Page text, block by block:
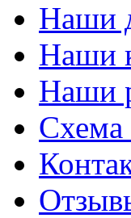
Наши
Наши
Наши
Схема